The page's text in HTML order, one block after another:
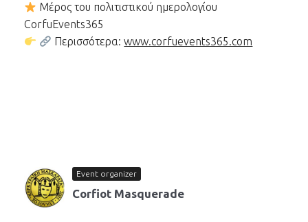
Μέρος του πολιτιστικού ημερολογίου
CorfuEvents365
Περισσότερα:www.corfuevents365.com
Event organizer
Corfiot Masquerade